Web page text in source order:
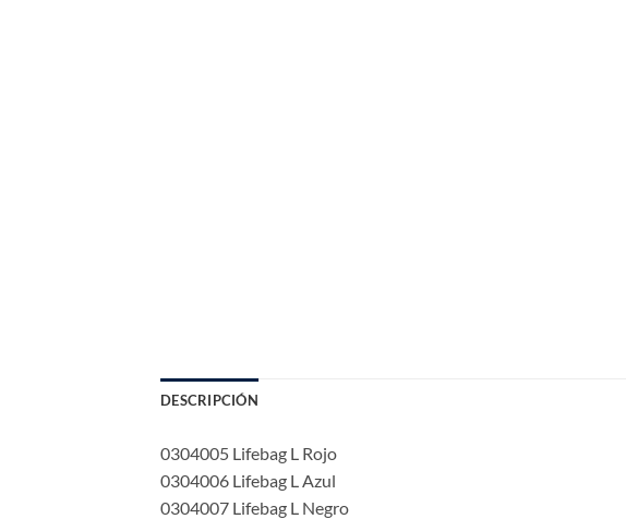
DESCRIPCIÓN
0304005 Lifebag L Rojo
0304006 Lifebag L Azul
0304007 Lifebag L Negro